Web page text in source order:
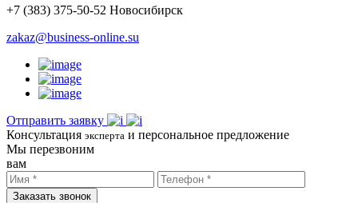
+7 (383) 375-50-52 Новосибирск
zakaz@business-online.su
Отправить заявку
Консультация эксперта и персональное предложение
Мы перезвоним
вам
Заказать звонок